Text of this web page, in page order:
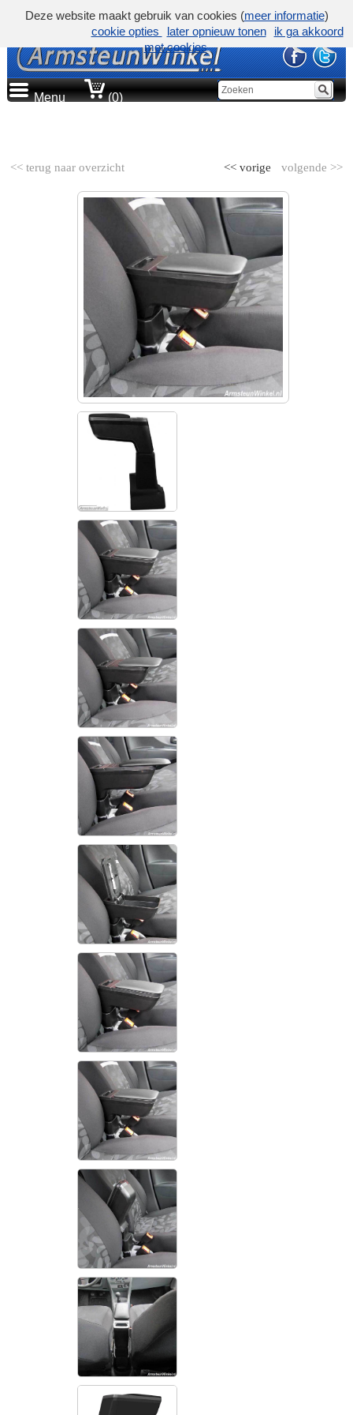
Menu (0)
<< terug naar overzicht volgende >>
<< vorige
Deze website maakt gebruik van cookies (meer informatie)
cookie opties
later opnieuw tonen
ik ga akkoord
met cookies